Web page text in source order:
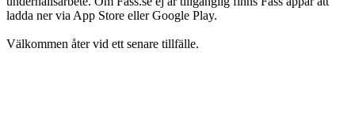
ladda ner via App Store eller Google Play.
Välkommen åter vid ett senare tillfälle.